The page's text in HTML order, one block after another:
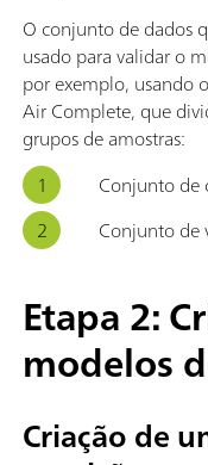
O conjunto de dados
usado para validar o
por exemplo, usando
Air Complete, que
grupos de amostras:
Conjunto de
Conjunto de
Etapa 2:
modelos
Criação de